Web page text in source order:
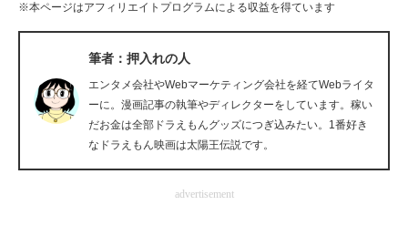
企業向けIT製品の総合サイト
IT製品の技術・比較・事例
製造業のIT導入・活用を支援
※本ページはアフィリエイトプログラムによる収益を得ています
筆者：押入れの人
エンタメ会社やWebマーケティング会社を経てWebライタ
ーに。漫画記事の執筆やディレクターをしています。稼い
だお金は全部ドラえもんグッズにつぎ込みたい。1番好き
なドラえもん映画は太陽王伝説です。
advertisement